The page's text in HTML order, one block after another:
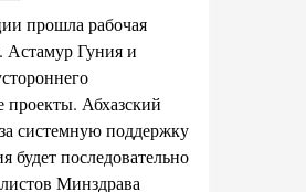
прошла рабочая
Астамур Гуния и
проекты. Абхазский
системную поддержку
будет последовательно
Минздрава